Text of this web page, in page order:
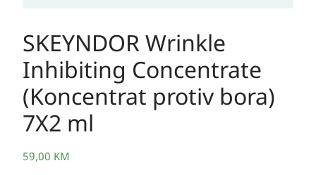
SKEYNDOR Wrinkle
Inhibiting Concentrate
(Koncentrat protiv bora)
7X2 ml
59,00 KM